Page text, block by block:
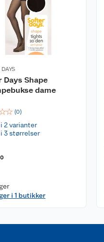
Days Shape
dame
☆ (0)
2 varianter
3 størrelser
i 1 butikker